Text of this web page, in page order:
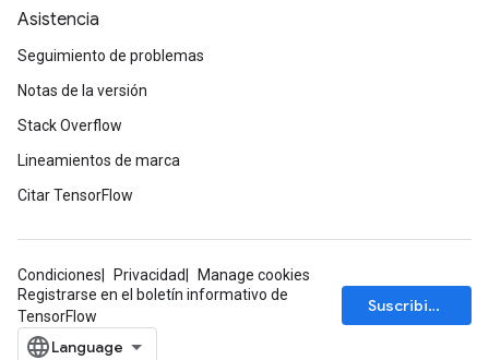
Asistencia
Seguimiento de problemas
Notas de la versión
Stack Overflow
Lineamientos de marca
Citar TensorFlow
Condiciones Privacidad
Manage cookies
Registrarse en el boletín informativo de
TensorFlow
Suscribirse